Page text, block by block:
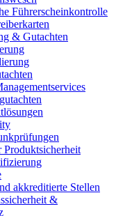
Führerscheinkontrolle
& Gutachten
Produktsicherheit
akkreditierte Stellen
&